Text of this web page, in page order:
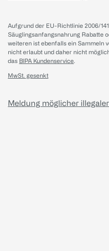
Aufgrund der EU-Richtlinie 2006/
Säuglingsanfangsnahrung Rabatte
weiteren ist ebenfalls ein Sammeln
nicht erlaubt und daher nicht
das BIPA Kundenservice.
MwSt. gesenkt
Meldung möglicher